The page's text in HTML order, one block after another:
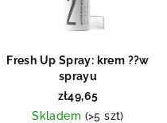
Fresh Up Spray: krem ??w
sprayu
zł49,65
Skladem (>5 szt)